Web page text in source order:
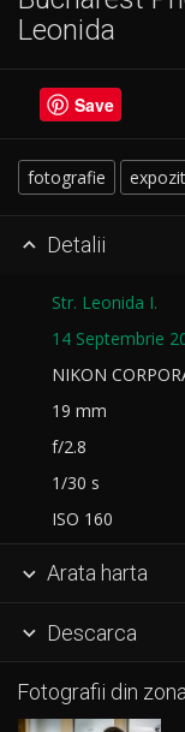
Leonida
Save
fotografie
 Detalii
Str. Leonida I.
14 Septembrie
NIKON
19 mm
f/2.8
1/30 s
ISO 160
 Arata harta
 Descarca
Fotografii din zona